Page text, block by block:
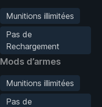
Munitions illimitées
Pas de
Rechargement
Mods d’armes
Munitions illimitées
Pas de